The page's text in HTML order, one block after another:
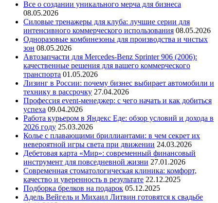
Все о создании уникального мерча для бизнеса
08.05.2026
Силовые тренажеры для клуба: лучшие серии для
интенсивного коммерческого использования 08.05.2026
Одноразовые комбинезоны для производства и чистых
зон 08.05.2026
Автозапчасти для Mercedes-Benz Sprinter 906 (2006):
качественные решения для вашего коммерческого
транспорта 01.05.2026
Лизинг в России: почему бизнес выбирает автомобили и
технику в рассрочку 27.04.2026
Профессия event-менеджер: с чего начать и как добиться
успеха 09.04.2026
Работа курьером в Яндекс Еде: обзор условий и дохода в
2026 году 25.03.2026
Колье с плавающими бриллиантами: в чем секрет их
невероятной игры света при движении 24.03.2026
Дебетовая карта «Мир»: современный финансовый
инструмент для повседневной жизни 27.01.2026
Современная стоматологическая клиника: комфорт,
качество и уверенность в результате 22.12.2025
Подборка брелков на подарок 05.12.2025
Адель Вейгель и Михаил Литвин готовятся к свадьбе